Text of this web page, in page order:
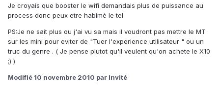
Je croyais que booster le wifi demandais plus de puissance au
process donc peux etre habimé le tel
PS:Je ne sait plus ou j'ai vu sa mais il voudront pas mettre le MT
sur les mini pour eviter de "Tuer l'experience utilisateur " ou un
truc du genre . ( Je pense plutot qu'il veulent qu'on achete le X10
;) )
Modifié 10 novembre 2010 par Invité